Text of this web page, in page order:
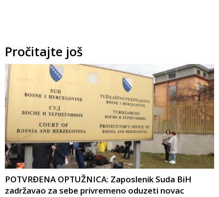
Pročitajte još
POTVRĐENA OPTUŽNICA: Zaposlenik Suda BiH
zadržavao za sebe privremeno oduzeti novac